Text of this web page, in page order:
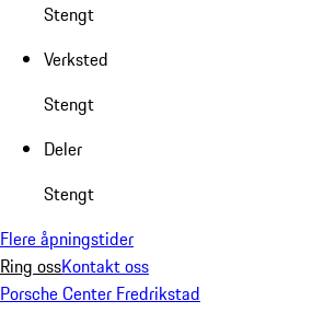
Stengt
Verksted
Stengt
Deler
Stengt
Flere åpningstider
Ring ossKontakt oss
Porsche Center Fredrikstad